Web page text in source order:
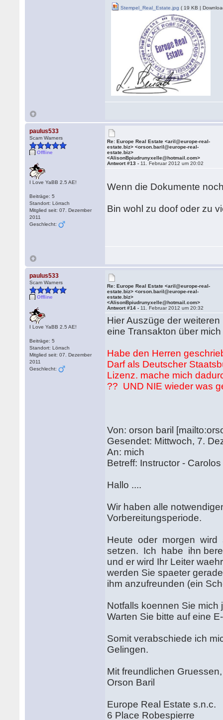
Stempel_Real_Estate.jpg ( 19 KB |
paulus533
Scam Warners
Offline
I Love YaBB 2.5 AE!
Beiträge: 5
Standort: Lörrach
Mitglied seit: 07. Dezember
2011
Geschlecht:
Re: Europe Real Estate <aril@europe-real-
estate.biz> <orson.baril@europe-real-
estate.biz>
<AlisonBpiudrunyxelle@hotmail.com>
Antwort #13 - 11. Februar 2012 um 20:02
Wenn die Dokumente
Bin wohl zu doof oder zu
paulus533
Scam Warners
Offline
I Love YaBB 2.5 AE!
Beiträge: 5
Standort: Lörrach
Mitglied seit: 07. Dezember
2011
Geschlecht:
Re: Europe Real Estate <aril@europe-real-
estate.biz> <orson.baril@europe-real-
estate.biz>
<AlisonBpiudrunyxelle@hotmail.com>
Antwort #14 - 11. Februar 2012 um 20:32
Hier Auszüge der
eine Transakton über
Habe den Herren
Darf als Deutscher
Lizenz. mache mich
?? UND NIE wieder was
Von: orson baril
Gesendet: Mittwoch, 7.
An: mich
Betreff: Instructor -
Hallo ....
Wir haben alle
Vorbereitungsperiode.
Heute oder morgen wird
setzen. Ich habe ihn
und er wird Ihr Leiter
werden Sie spaeter
ihm anzufreunden (ein
Notfalls koennen Sie mich
Warten Sie bitte auf eine
Somit verabschiede ich
Gelingen.
Mit freundlichen Gruessen,
Orson Baril
Europe Real Estate s.n.c.
6 Place Robespierre